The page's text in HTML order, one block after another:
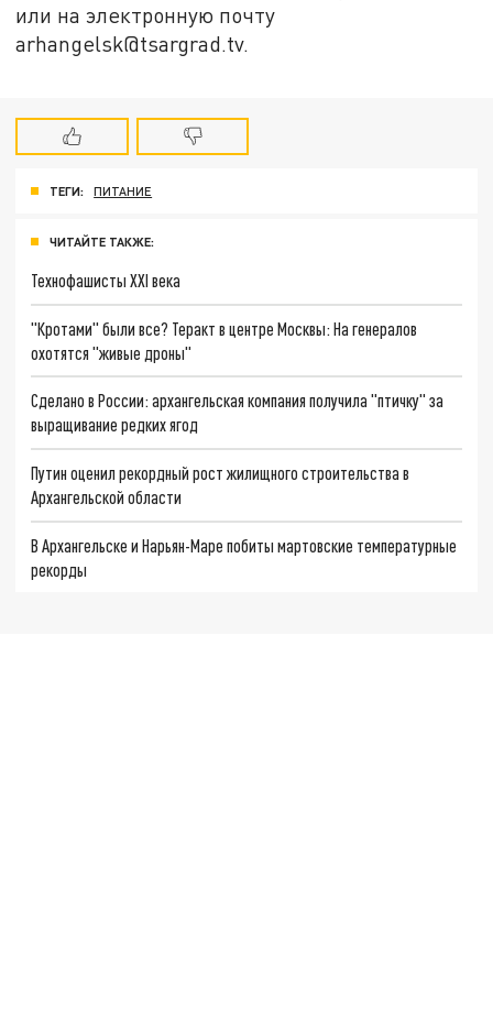
или на электронную почту
arhangelsk@tsargrad.tv.
ТЕГИ: ПИТАНИЕ
ЧИТАЙТЕ ТАКЖЕ:
Технофашисты XXI века
"Кротами" были все? Теракт в центре Москвы: На генералов
охотятся "живые дроны"
Сделано в России: архангельская компания получила "птичку" за
выращивание редких ягод
Путин оценил рекордный рост жилищного строительства в
Архангельской области
В Архангельске и Нарьян-Маре побиты мартовские температурные
рекорды